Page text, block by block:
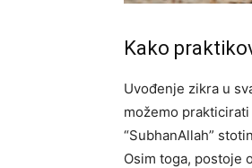
Kako
Uvođenje zikra u
možemo
“SubhanAllah”
Osim toga, postoje